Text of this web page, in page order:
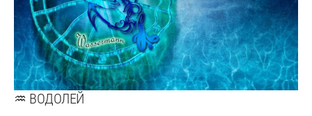
♒ ВОДОЛЕЙ